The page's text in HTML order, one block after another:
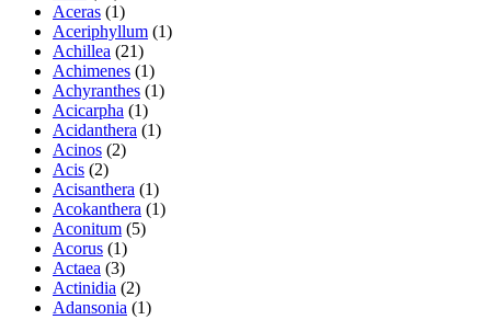
Aceras (1)
Aceriphyllum (1)
Achillea (21)
Achimenes (1)
Achyranthes (1)
Acicarpha (1)
Acidanthera (1)
Acinos (2)
Acis (2)
Acisanthera (1)
Acokanthera (1)
Aconitum (5)
Acorus (1)
Actaea (3)
Actinidia (2)
Adansonia (1)